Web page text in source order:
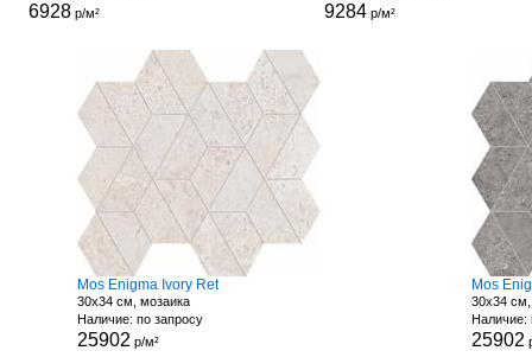
6928р/м² 9284р/м²
Mos Enigma Ivory Ret
30x34 см, мозаика
Наличие: по запросу
25902 р/м²
Mos
30x34
Наличие:
25902